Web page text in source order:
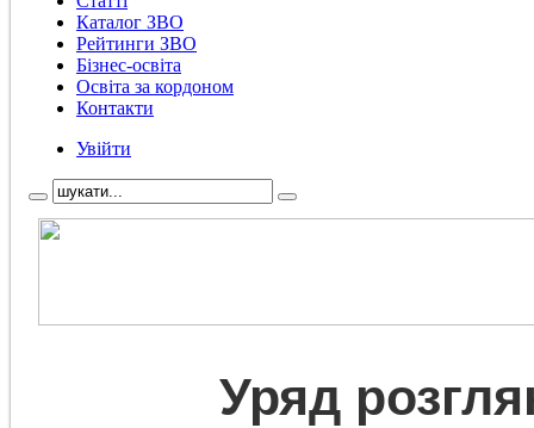
Каталог ЗВО
Рейтинги ЗВО
Бізнес-освіта
Освіта за кордоном
Контакти
Увійти
Уряд